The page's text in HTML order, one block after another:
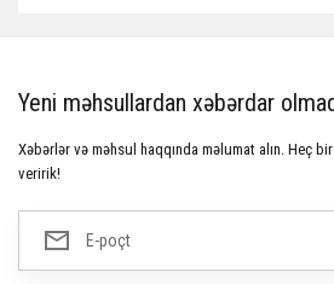
Yeni məhsullardan xəbərdar
Xəbərlər və məhsul haqqında məlumat alın. Heç
veririk!